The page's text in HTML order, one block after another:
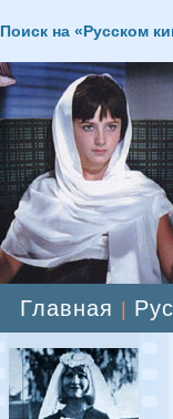
Поиск на «Русском
Главная